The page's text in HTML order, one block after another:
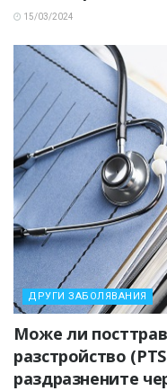
15/03/2024
ДРУГИ ЗАБОЛЯВАНИЯ
Може ли
разстройство
раздразнените